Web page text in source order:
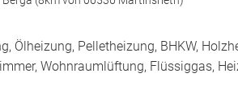
Ölheizung, Pelletheizung, BHKW,
Wohnraumlüftung, Flüssiggas,